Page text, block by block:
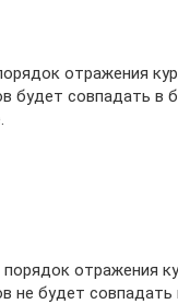
отражения
будет совпадать в
отражения
не будет совпадать